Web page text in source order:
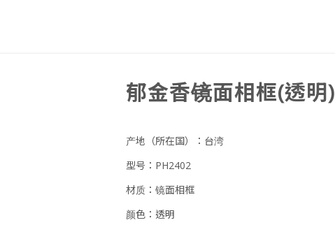
郁金香镜面相框(透明)
产地（所在国）： 台湾
型号： PH2402
材质： 镜面相框
颜色： 透明